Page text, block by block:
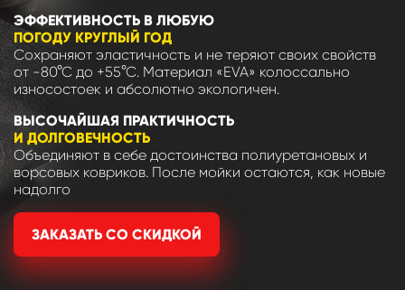
ЭФФЕКТИВНОСТЬ В ЛЮБУЮ
ПОГОДУ КРУГЛЫЙ ГОД
Сохраняют эластичность и не теряют своих свойств
от -80°С до +55°С. Материал «EVA» колоссально
износостоек и абсолютно экологичен.
ВЫСОЧАЙШАЯ ПРАКТИЧНОСТЬ
И ДОЛГОВЕЧНОСТЬ
Объединяют в себе достоинства полиуретановых и
ворсовых ковриков. После мойки остаются, как новые
надолго
ЗАКАЗАТЬ СО СКИДКОЙ